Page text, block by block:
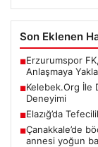
Son Eklenen
■Erzurumspor
Anlaşmaya
■Kelebek.Org İle
Deneyimi
■Elazığ’da
■Çanakkale’de
annesi yoğun